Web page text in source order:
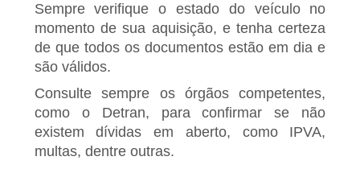
Sempre verifique o estado do veículo no
momento de sua aquisição, e tenha certeza
de que todos os documentos estão em dia e
são válidos.
Consulte sempre os órgãos competentes,
como o Detran, para confirmar se não
existem dívidas em aberto, como IPVA,
multas, dentre outras.